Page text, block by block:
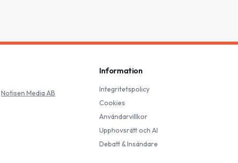
Notisen Media AB
Information
Integritetspolicy
Cookies
Användarvillkor
Upphovsrätt och AI
Debatt & Insändare